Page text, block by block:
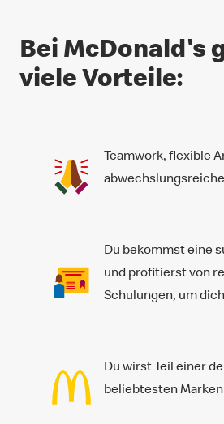
Bei McDonald's
viele Vorteile:
Teamwork, flexible
Du bekommst eine
und profitierst von
Schulungen, um
Du wirst Teil einer
beliebtesten